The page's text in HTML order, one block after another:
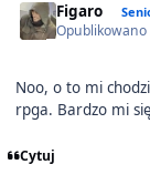
Figaro
Opublikowano
Noo, o to mi
rpga. Bardzo mi
Cytuj